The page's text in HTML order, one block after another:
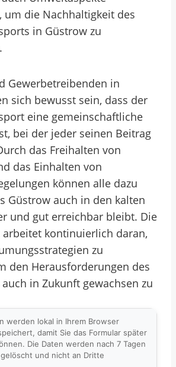
um die Nachhaltigkeit des
in Güstrow zu
Gewerbetreibenden in
sich bewusst sein, dass der
eine gemeinschaftliche
bei der jeder seinen Beitrag
das Freihalten von
das Einhalten von
können alle dazu
Güstrow auch in den kalten
und gut erreichbar bleibt. Die
arbeitet kontinuierlich daran,
zu
den Herausforderungen des
in Zukunft gewachsen zu
werden lokal in Ihrem Browser
damit Sie das Formular später
Die Daten werden nach 7 Tagen
und nicht an Dritte